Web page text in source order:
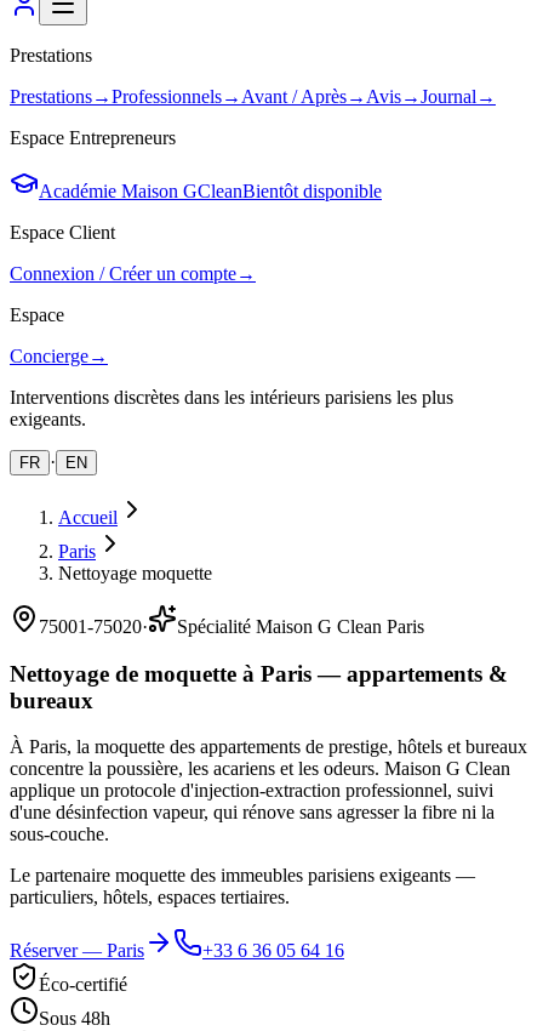
Prestations
Prestations→Professionnels→ Avant / Après→ Avis→Journal →
Espace Entrepreneurs
Académie Maison GCleanBientôt disponible
Espace Client
Connexion / Créer un compte→
Espace
Concierge→
Interventions discrètes dans les intérieurs parisiens les plus
exigeants.
FR · EN
Accueil
Paris
Nettoyage moquette
75001-75020· Spécialité Maison G Clean Paris
Nettoyage de moquette à Paris — appartements &
bureaux
À Paris, la moquette des appartements de prestige, hôtels et bureaux
concentre la poussière, les acariens et les odeurs. Maison G Clean
applique un protocole d'injection-extraction professionnel, suivi
d'une désinfection vapeur, qui rénove sans agresser la fibre ni la
sous-couche.
Le partenaire moquette des immeubles parisiens exigeants —
particuliers, hôtels, espaces tertiaires.
Réserver — Paris
+33 6 36 05 64 16
Éco-certifié
Sous 48h